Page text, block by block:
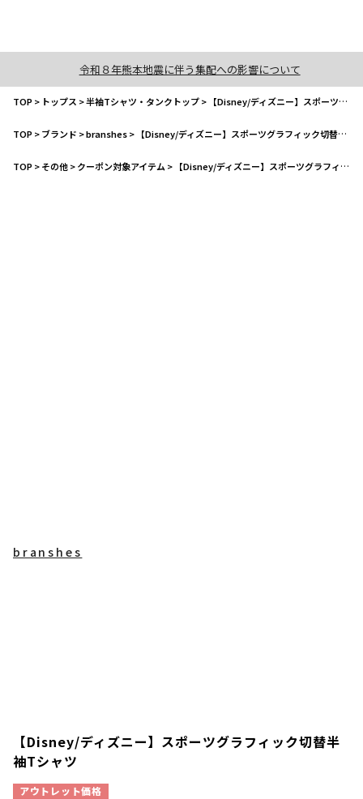
令和８年熊本地震に伴う集配への影響について
TOP> トップス >半袖Tシャツ・タンクトップ> 【Disney/ディズニー】スポーツグラフィック切替半袖Tシャツ
TOP>ブランド >branshes> 【Disney/ディズニー】スポーツグラフィック切替半袖Tシャツ
TOP>その他>クーポン対象アイテム > 【Disney/ディズニー】スポーツグラフィック切替半袖Tシャツ
branshes
【Disney/ディズニー】スポーツグラフィック切替半
袖Tシャツ
アウトレット価格